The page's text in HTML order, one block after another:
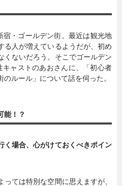
・ゴールデン街。最近は観光地
る人が増えているようだが、初め
くないだろう。そこでゴールデン
ャストのあおさんに、「初心者
ルール」について話を伺った。
能！？
場合、心がけておくべきポイン
っては特別な空間に思えますが、